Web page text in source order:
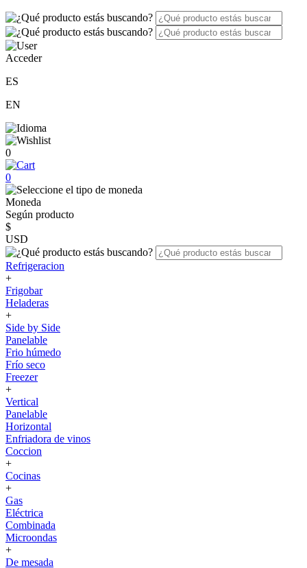
Acceder
ES
EN
0
0
Moneda
Según producto
$
USD
Refrigeracion
+
Frigobar
Heladeras
+
Side by Side
Panelable
Frio húmedo
Frío seco
Freezer
+
Vertical
Panelable
Horizontal
Enfriadora de vinos
Coccion
+
Cocinas
+
Gas
Eléctrica
Combinada
Microondas
+
De mesada